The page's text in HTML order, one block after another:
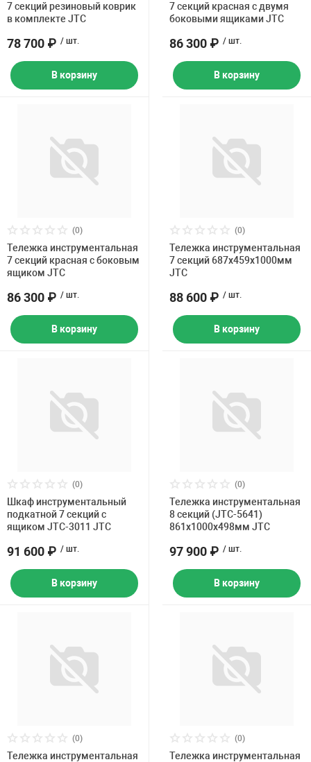
7 секций резиновый коврик
в комплекте JTC
78 700 ₽ / шт.
В корзину
7 секций красная с двумя
боковыми ящиками JTC
86 300 ₽ / шт.
В корзину
(0)
Тележка инструментальная
7 секций красная с боковым
ящиком JTC
86 300 ₽ / шт.
В корзину
(0)
Тележка инструментальная
7 секций 687х459х1000мм
JTC
88 600 ₽ / шт.
В корзину
(0)
Шкаф инструментальный
подкатной 7 секций с
ящиком JTC-3011 JTC
91 600 ₽ / шт.
В корзину
(0)
Тележка инструментальная
8 секций (JTC-5641)
861х1000х498мм JTC
97 900 ₽ / шт.
В корзину
(0)
Тележка инструментальная
(0)
Тележка инструментальная